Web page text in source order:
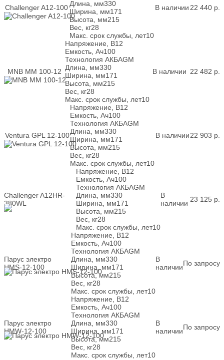
Challenger A12-100 Длина, мм330
Ширина, мм171
Высота, мм215
Вес, кг28
Макс. срок службы, лет10
В наличии 22 440 р.
MNB MM 100-12
Напряжение, В12
Емкость, Ач100
Технология АКБAGM
Длина, мм330
Ширина, мм171
Высота, мм215
Вес, кг28
Макс. срок службы, лет10
В наличии 22 482 р.
Ventura GPL 12-100
Напряжение, В12
Емкость, Ач100
Технология АКБAGM
Длина, мм330
Ширина, мм171
Высота, мм215
Вес, кг28
Макс. срок службы, лет10
В наличии22 903 р.
Challenger A12HR-
380WL
Напряжение, В12
Емкость, Ач100
Технология АКБAGM
Длина, мм330
Ширина, мм171
Высота, мм215
Вес, кг28
Макс. срок службы, лет10
В
наличии 23 125 р.
Парус электро
HMS-12-100
Напряжение, В12
Емкость, Ач100
Технология АКБAGM
Длина, мм330
Ширина, мм171
Высота, мм215
Вес, кг28
Макс. срок службы, лет10
В
наличииПо запросу
Парус электро
HMW-12-100
Напряжение, В12
Емкость, Ач100
Технология АКБAGM
Длина, мм330
Ширина, мм171
Высота, мм215
Вес, кг28
Макс. срок службы, лет10
В
наличииПо запросу